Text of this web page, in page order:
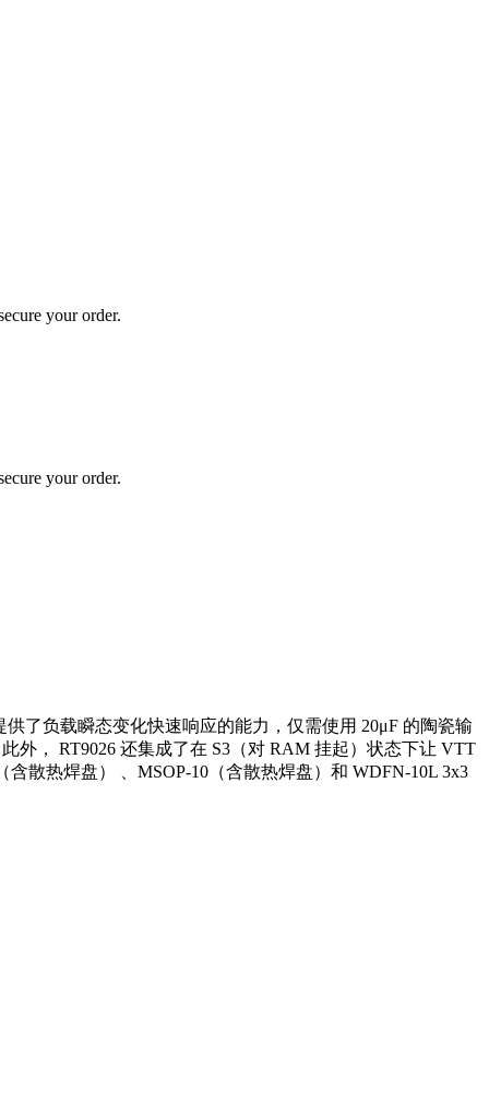
your order.
your order.
了负载瞬态变化快速响应的能力，仅需使用 20μF 的陶瓷输
外， RT9026 还集成了在 S3（对 RAM 挂起）状态下让 VTT
散热焊盘） 、MSOP-10（含散热焊盘）和 WDFN-10L 3x3